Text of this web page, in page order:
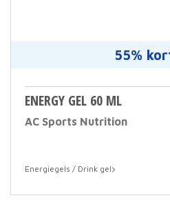
55%
ENERGY GEL 60 ML
AC Sports Nutrition
Energiegels / Drink gel